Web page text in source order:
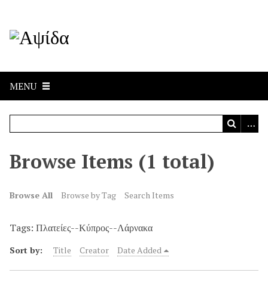
MENU
Browse Items (1 total)
Browse All Browse by Tag Search Items
Tags: Πλατείες--Κύπρος--Λάρνακα
Sort by: Title Creator Date Added